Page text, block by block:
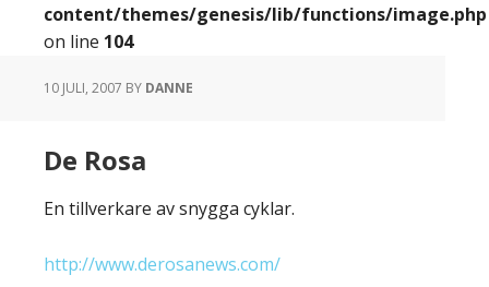
content/themes/genesis/lib/functions/image.php
on line 104
10 JULI, 2007 BY DANNE
De Rosa
En tillverkare av snygga cyklar.
http://www.derosanews.com/